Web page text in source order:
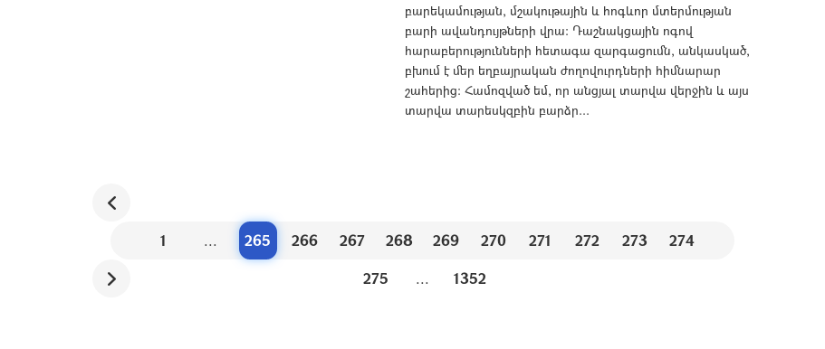
բարեկամության, մշակութային և հոգևոր մտերմության
բարի ավանդույթների վրա: Դաշնակցային ոգով
հարաբերությունների հետագա զարգացումն, անկասկած,
բխում է մեր եղբայրական ժողովուրդների հիմնարար
շահերից: Համոզված եմ, որ անցյալ տարվա վերջին և այս
տարվա տարեսկզբին բարձր...
1 ... 265 266 267 268 269 270 271 272 273
274
275
... 1352